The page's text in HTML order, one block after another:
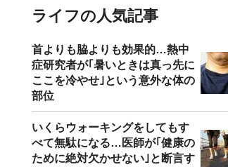
ライフの人気記事
首よりも脇よりも効果的…熱中
症研究者が｢暑いときは真っ先に
ここを冷やせ｣という意外な体の
部位
いくらウォーキングをしてもす
べて無駄になる…医師が｢健康の
ために絶対欠かせない｣と断言す